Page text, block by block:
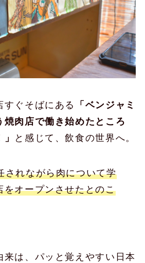
すぐそばにある
「ベンジャミ
焼肉店で働き始めたところ
と感じて、飲食の世界へ。
されながら肉について学
をオープンさせたとのこ
来は、パッと覚えやすい日本